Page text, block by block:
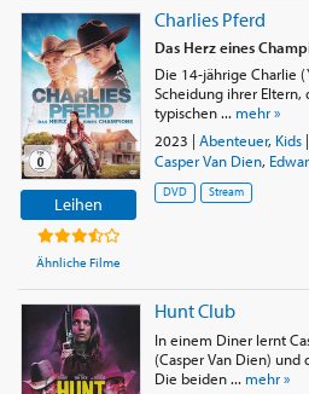
Leihen
Ähnliche Filme
Charlies Pferd
Das Herz eines
Die 14-jährige Charlie
Scheidung ihrer Eltern,
typischen ... mehr »
2023 | Abenteuer, Kids|
Casper Van Dien,
DVD Stream
Hunt Club
In einem Diner lernt
(Casper Van Dien) und
Die beiden ... mehr »